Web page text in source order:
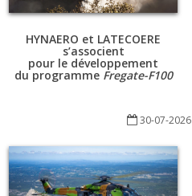
HYNAERO et LATECOERE
s’associent
pour le développement
du programme Fregate-F100
30-07-2026